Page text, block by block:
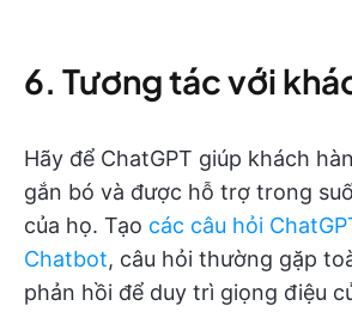
6. Tương tác với
Hãy để ChatGPT giúp khách
gắn bó và được hỗ trợ trong
của họ. Tạo các câu hỏi
Chatbot, câu hỏi thường gặp
phản hồi để duy trì giọng điệu